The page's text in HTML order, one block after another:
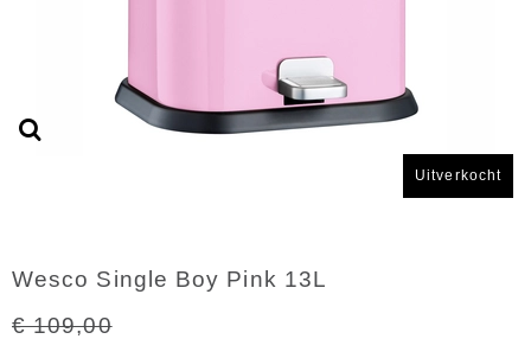
Uitverkocht
Wesco Single Boy Pink 13L
€ 109,00